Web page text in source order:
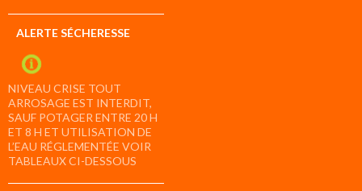
ALERTE SÉCHERESSE
NIVEAU CRISE TOUT
ARROSAGE EST INTERDIT,
SAUF POTAGER ENTRE 20 H
ET 8 H ET UTILISATION DE
L’EAU RÉGLEMENTÉE VOIR
TABLEAUX CI-DESSOUS